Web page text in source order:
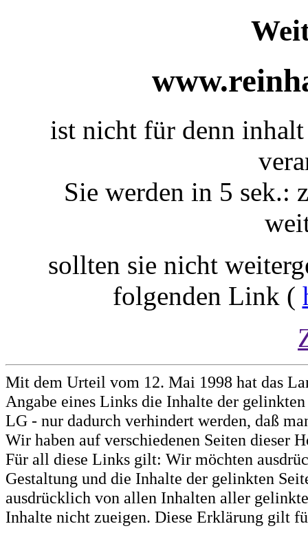
ist nicht für denn
Sie werden in 5 sek.:
sollten sie nicht
folgenden Link (
Mit dem Urteil vom 12. Mai 1998 hat das
Angabe eines Links die Inhalte der
LG - nur dadurch verhindert werden, daß
Wir haben auf verschiedenen Seiten dieser
Für all diese Links gilt: Wir möchten
Gestaltung und die Inhalte der gelinkten
ausdrücklich von allen Inhalten aller
Inhalte nicht zueigen. Diese Erklärung gilt